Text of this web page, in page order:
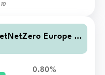
10
Europe E
0.80%